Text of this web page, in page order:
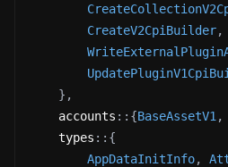
CreateV2CpiBuilder,
} ,
accounts :: {BaseAssetV1 ,
types :: {
AppDataInitInfo,